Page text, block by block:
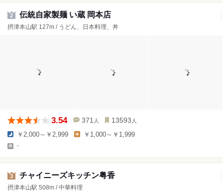
2 伝統自家製麺 い蔵 岡本店
摂津本山駅 127m / うどん、日本料理、丼
3.54 371 人 13593 人
￥2,000～￥2,999 ￥1,000～￥1,999
-
3 チャイニーズキッチン粤香
摂津本山駅 508m / 中華料理